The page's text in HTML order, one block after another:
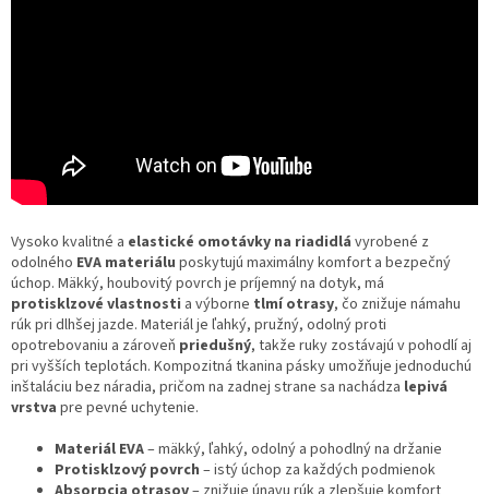
Vysoko kvalitné a elastické omotávky na riadidlá vyrobené z
odolného EVA materiálu poskytujú maximálny komfort a bezpečný
úchop. Mäkký, houbovitý povrch je príjemný na dotyk, má
protisklzové vlastnosti a výborne tlmí otrasy, čo znižuje námahu
rúk pri dlhšej jazde. Materiál je ľahký, pružný, odolný proti
opotrebovaniu a zároveň priedušný, takže ruky zostávajú v pohodlí aj
pri vyšších teplotách. Kompozitná tkanina pásky umožňuje jednoduchú
inštaláciu bez náradia, pričom na zadnej strane sa nachádza lepivá
vrstva pre pevné uchytenie.
Materiál EVA– mäkký, ľahký, odolný a pohodlný na držanie
Protisklzový povrch – istý úchop za každých podmienok